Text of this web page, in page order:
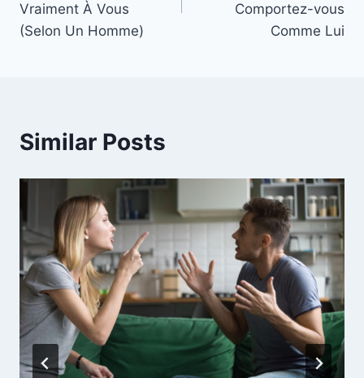
Vraiment À Vous
(Selon Un Homme)
Comportez-vous
Comme Lui
Similar Posts